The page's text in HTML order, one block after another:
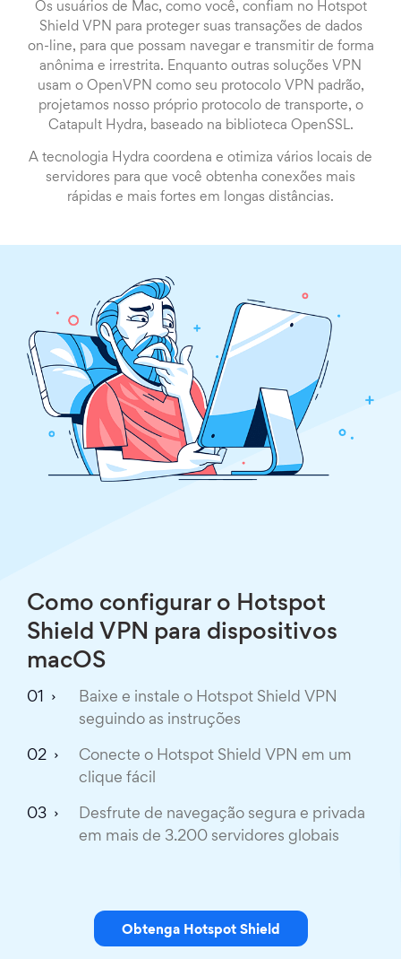
Os usuários de Mac, como você, confiam no Hotspot
Shield VPN para proteger suas transações de dados
on-line, para que possam navegar e transmitir de forma
anônima e irrestrita. Enquanto outras soluções VPN
usam o OpenVPN como seu protocolo VPN padrão,
projetamos nosso próprio protocolo de transporte, o
Catapult Hydra, baseado na biblioteca OpenSSL.
A tecnologia Hydra coordena e otimiza vários locais de
servidores para que você obtenha conexões mais
rápidas e mais fortes em longas distâncias.
Como configurar o Hotspot
Shield VPN para dispositivos
macOS
Baixe e instale o Hotspot Shield VPN
seguindo as instruções
Conecte o Hotspot Shield VPN em um
clique fácil
Desfrute de navegação segura e privada
em mais de 3.200 servidores globais
Obtenga Hotspot Shield